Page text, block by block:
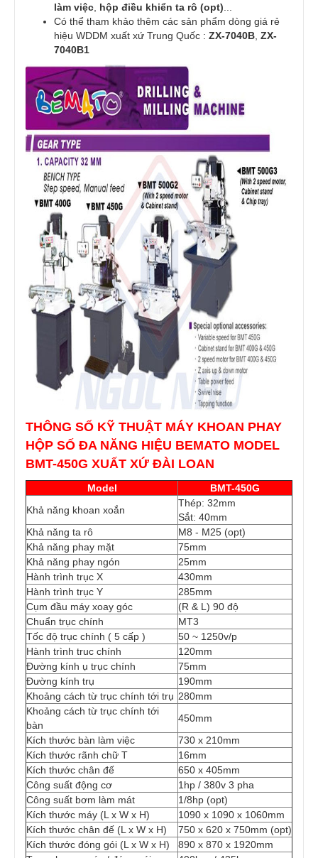
làm việc hộp điều khiển ta rô (opt)
Có thể tham khảo thêm các sản phẩm dòng giá rẻ
hiệu WDDM xuất xứ Trung Quốc : ZX-7040B ZX-
7040B1
THÔNG SỐ KỸ THUẬT MÁY KHOAN PHAY
HỘP SỐ ĐA NĂNG HIỆU BEMATO MODEL
BMT-450G XUẤT XỨ ĐÀI LOAN
Model
BMT-450G
Khả năng khoan xoắn
Thép: 32mm
Sắt: 40mm
Khả năng ta rô
M8 - M25 (opt)
Khả năng phay mặt
75mm
Khả năng phay ngón
25mm
Hành trình trục X
430mm
Hành trình trục Y
285mm
Cụm đầu máy xoay góc
(R & L) 90 độ
Chuẩn trục chính
MT3
Tốc độ trục chính ( 5 cấp )
50 ~ 1250v/p
Hành trình truc chính
120mm
Đường kính ụ trục chính
75mm
Đường kính trụ
190mm
Khoảng cách từ trục chính tới trụ 280mm
Khoảng cách từ trục chính tới
bàn
450mm
Kích thước bàn làm việc
730 x 210mm
Kích thước rãnh chữ T
16mm
Kích thước chân đế
650 x 405mm
Công suất động cơ
1hp / 380v 3 pha
Công suất bơm làm mát
1/8hp (opt)
Kích thước máy (L x W x H)
1090 x 1090 x 1060mm
Kích thước chân đế (L x W x H)
750 x 620 x 750mm (opt)
Kích thước đóng gói (L x W x H)
890 x 870 x 1920mm